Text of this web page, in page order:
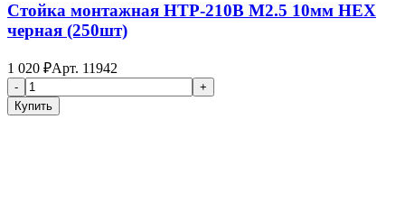
Стойка монтажная HTP-210B M2.5 10мм HEX
черная (250шт)
1 020 ₽Арт. 11942
-
+
Купить